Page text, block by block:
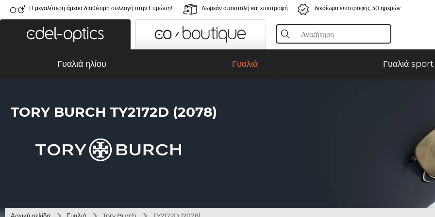
Η μεγαλύτερη άμεσα διαθέσιμη συλλογή στην Ευρώπη! Δωρεάν αποστολή και επιστροφή δικαίωμα επιστροφής 30 ημερών
Γυαλιά ηλίου Γυαλιά Γυαλιά sport
TORY BURCH TY2172D (2078)